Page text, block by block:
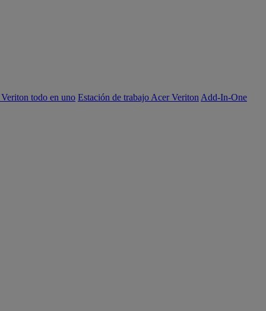
todo en uno Estación de trabajo Acer Veriton Add-In-One